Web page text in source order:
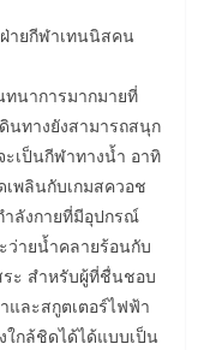
ายกีฬาเทนนิสคน
นาการมากมายที่
นทางยังสามารถสนุก
เป็นกีฬาทางน้ำ อาทิ
เพลินกับเกมสควอช
ำลังกายที่มีอุปกรณ์
ว่ายน้ำคลายร้อนกับ
ะ สำหรับผู้ที่ชื่นชอบ
และสกูตเตอร์ไฟฟ้า
ใกล้ชิดได้ได้แบบเป็น